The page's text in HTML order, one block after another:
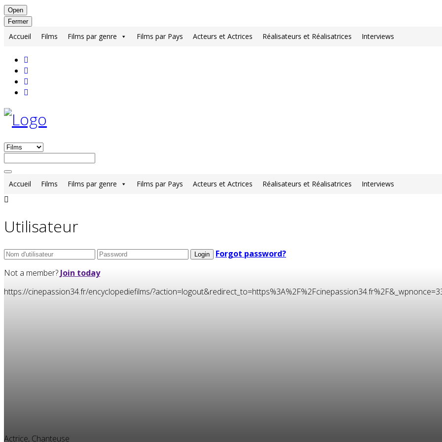
Open
Fermer
Accueil Films Films par genre Films par Pays Acteurs et Actrices Réalisateurs et Réalisatrices Interviews
Accueil Films Films par genre Films par Pays Acteurs et Actrices Réalisateurs et Réalisatrices Interviews
Utilisateur
Forgot password?
Not a member? Join today
https://cinepassion34.fr/encyclopediefilms/
Actrice, Chanteuse